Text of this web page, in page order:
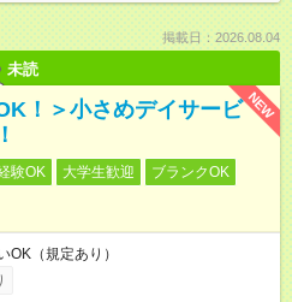
掲載日：2026.08.04
未読
NEW
！＞小さめデイサービ
験OK 大学生歓迎
ブランクOK
（規定あり）